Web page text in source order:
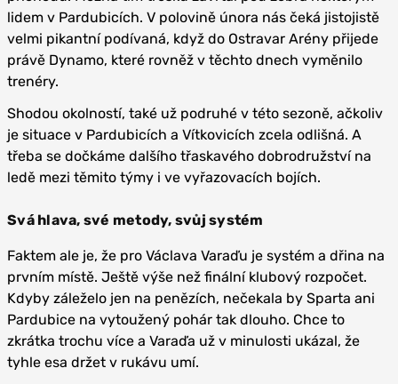
lidem v Pardubicích. V polovině února nás čeká jistojistě
velmi pikantní podívaná, když do Ostravar Arény přijede
právě Dynamo, které rovněž v těchto dnech vyměnilo
trenéry.
Shodou okolností, také už podruhé v této sezoně, ačkoliv
je situace v Pardubicích a Vítkovicích zcela odlišná. A
třeba se dočkáme dalšího třaskavého dobrodružství na
ledě mezi těmito týmy i ve vyřazovacích bojích.
Svá hlava, své metody, svůj systém
Faktem ale je, že pro Václava Varaďu je systém a dřina na
prvním místě. Ještě výše než finální klubový rozpočet.
Kdyby záleželo jen na penězích, nečekala by Sparta ani
Pardubice na vytoužený pohár tak dlouho. Chce to
zkrátka trochu více a Varaďa už v minulosti ukázal, že
tyhle esa držet v rukávu umí.